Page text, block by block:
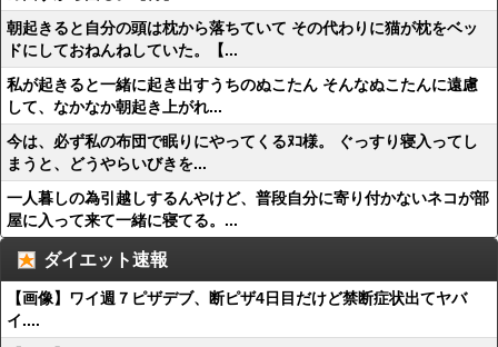
朝起きると自分の頭は枕から落ちていて その代わりに猫が枕をベッ
ドにしておねんねしていた。【...
私が起きると一緒に起き出すうちのぬこたん そんなぬこたんに遠慮
して、なかなか朝起き上がれ...
今は、必ず私の布団で眠りにやってくるﾇｺ様。 ぐっすり寝入ってし
まうと、どうやらいびきを...
一人暮しの為引越しするんやけど、普段自分に寄り付かないネコが部
屋に入って来て一緒に寝てる。...
ダイエット速報
【画像】ワイ週７ピザデブ、断ピザ4日目だけど禁断症状出てヤバ
イ....